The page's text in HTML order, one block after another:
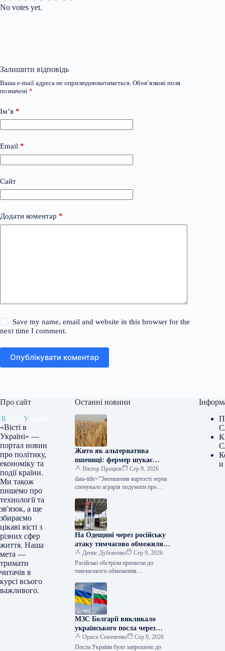
No votes yet.
Залишити відповідь
Ваша e-mail адреса не оприлюднюватиметься. Обов’язкові поля
позначені *
Ім’я *
Email *
Сайт
Додати коментар *
Save my name, email and website in this browser for the
next time I comment.
Опублікувати коментар
Про сайт
«Вісті в
Україні» —
портал новин
про політику,
економіку та
події країни.
Ми також
пишемо про
технології та
зв'язок, а ще
збираємо
цікаві вісті з
різних сфер
життя. Наша
мета —
тримати
читачів в
курсі всього
важливого.
Останні новини
Жито як альтернатива
пшениці: фермер шукає
новий напрямок — КУРКУЛЬ
Віктор Процюк
Сер 9, 2026
data-title=”Зменшення вартості зерна
спонукало аграрія подумати про
url=”https://kurkul.com/news/41856-
cherez-padinnya-tsin-na-zerno-fermer-
zadumavsya-pro-zaminu-pshenitsi-
jitom”> Зменшення вартості зерна
спонукало аграрія подумати про…
На Одещині через російську
атаку тимчасово обмежили
проїзд до пунктів пропуску на
кордоні з Молдовою
Денис Дубовенко
Сер 9, 2026
Російські обстріли призвели до
тимчасового обмеження
ділянці автошляху «Одеса – Рені»,
унеможливлюючи дістатися до деяких
пунктів…
МЗС Болгарії викликало
українського посла через
інцидент із дроном,
повідомляють ЗМІ
Орися Семененко
Сер 9, 2026
Посла України було запрошено до
и